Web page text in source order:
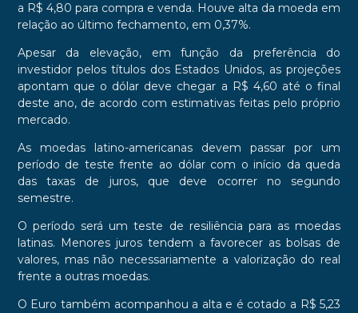
a R$ 4,80 para compra e venda. Houve alta da moeda em
relação ao último fechamento, em 0,37%.
Apesar da elevação, em função da preferência do
investidor pelos títulos dos Estados Unidos, as projeções
apontam que o dólar deve chegar a R$ 4,60 até o final
deste ano, de acordo com estimativas feitas pelo próprio
mercado.
As moedas latino-americanas devem passar por um
período de teste frente ao dólar com o início da queda
das taxas de juros, que deve ocorrer no segundo
semestre.
O período será um teste de resiliência para as moedas
latinas. Menores juros tendem a favorecer as bolsas de
valores, mas não necessariamente a valorização do real
frente a outras moedas.
O Euro também acompanhou a alta e é cotado a R$ 5,23